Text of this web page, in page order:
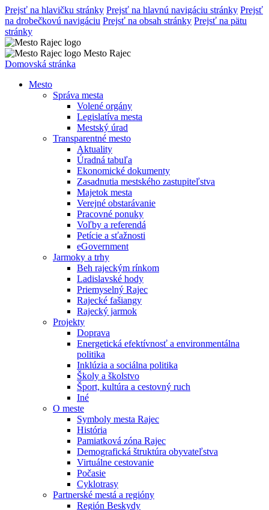
Prejsť na hlavičku stránky Prejsť na hlavnú navigáciu stránky Prejsť
na drobečkovú navigáciu Prejsť na obsah stránky Prejsť na pätu
stránky
Mesto Rajec
Domovská stránka
Mesto
Správa mesta
Volené orgány
Legislatíva mesta
Mestský úrad
Transparentné mesto
Aktuality
Úradná tabuľa
Ekonomické dokumenty
Zasadnutia mestského zastupiteľstva
Majetok mesta
Verejné obstarávanie
Pracovné ponuky
Voľby a referendá
Petície a sťažnosti
eGovernment
Jarmoky a trhy
Beh rajeckým rínkom
Ladislavské hody
Priemyselný Rajec
Rajecké fašiangy
Rajecký jarmok
Projekty
Doprava
Energetická efektívnosť a environmentálna
politika
Inklúzia a sociálna politika
Školy a školstvo
Šport, kultúra a cestovný ruch
Iné
O meste
Symboly mesta Rajec
História
Pamiatková zóna Rajec
Demografická štruktúra obyvateľstva
Virtuálne cestovanie
Počasie
Cyklotrasy
Partnerské mestá a regióny
Región Beskydy